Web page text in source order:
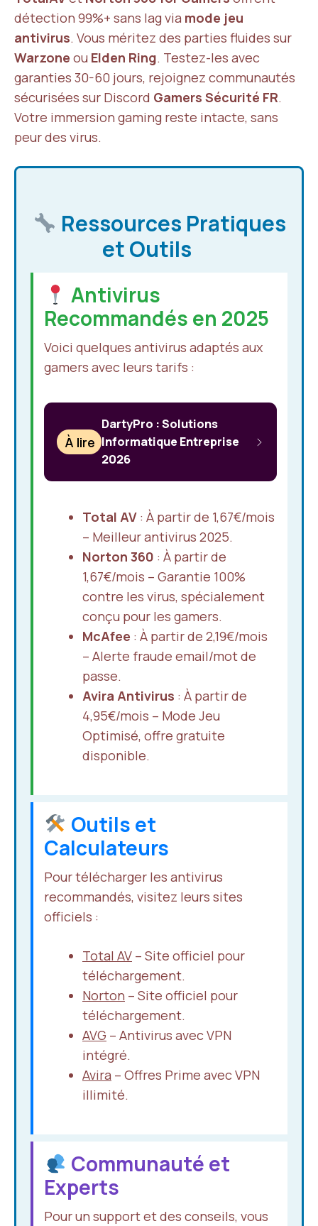
détection 99%+ sans lag via mode jeu
antivirus. Vous méritez des parties fluides sur
Warzone ou Elden Ring. Testez-les avec
garanties 30-60 jours, rejoignez communautés
sécurisées sur Discord Gamers Sécurité FR.
Votre immersion gaming reste intacte, sans
peur des virus.
Ressources Pratiques
et Outils
Antivirus
Recommandés en 2025
Voici quelques antivirus adaptés aux
gamers avec leurs tarifs :
À lire
DartyPro : Solutions
Informatique Entreprise
2026
Total AV : À partir de 1,67€/mois
– Meilleur antivirus 2025.
Norton 360 : À partir de
1,67€/mois – Garantie 100%
contre les virus, spécialement
conçu pour les gamers.
McAfee : À partir de 2,19€/mois
– Alerte fraude email/mot de
passe.
Avira Antivirus : À partir de
4,95€/mois – Mode Jeu
Optimisé, offre gratuite
disponible.
Outils et
Calculateurs
Pour télécharger les antivirus
recommandés, visitez leurs sites
officiels :
Total AV – Site officiel pour
téléchargement.
Norton – Site officiel pour
téléchargement.
AVG – Antivirus avec VPN
intégré.
Avira – Offres Prime avec VPN
illimité.
Communauté et
Experts
Pour un support et des conseils, vous